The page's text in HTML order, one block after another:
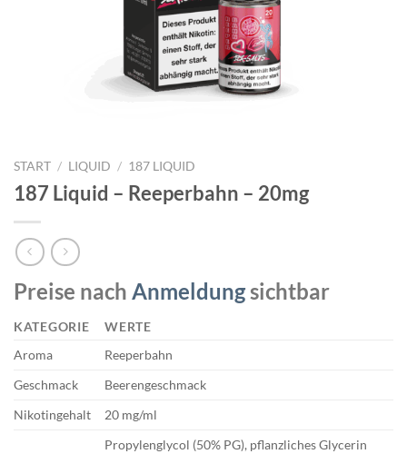
START / LIQUID / 187 LIQUID
187 Liquid – Reeperbahn – 20mg
Preise nach Anmeldungsichtbar
KATEGORIE
WERTE
Aroma
Reeperbahn
Geschmack
Beerengeschmack
Nikotingehalt
20 mg/ml
Propylenglycol (50% PG), pflanzliches Glycerin